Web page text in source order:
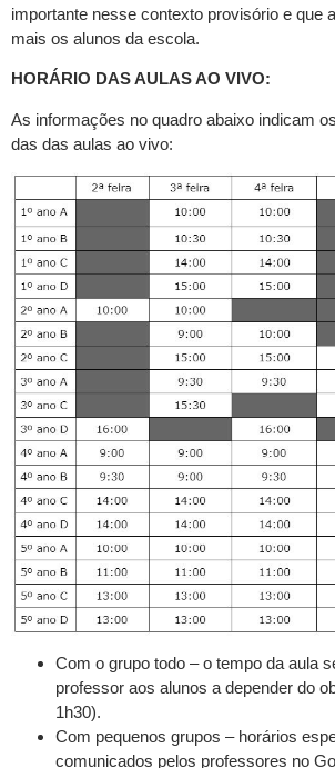
importante nesse contexto provisório e que
mais os alunos da escola.
HORÁRIO DAS AULAS AO VIVO:
As informações no quadro abaixo indicam
das das aulas ao vivo:
Com o grupo todo – o tempo da aula
professor aos alunos a depender do
1h30).
Com pequenos grupos – horários
comunicados pelos professores no